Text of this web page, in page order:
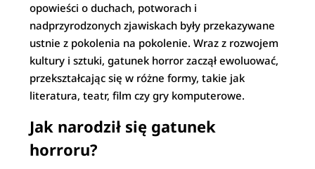
opowieści o duchach, potworach i
nadprzyrodzonych zjawiskach były przekazywane
ustnie z pokolenia na pokolenie. Wraz z rozwojem
kultury i sztuki, gatunek horror zaczął ewoluować,
przekształcając się w różne formy, takie jak
literatura, teatr, film czy gry komputerowe.
Jak narodził się gatunek
horroru?